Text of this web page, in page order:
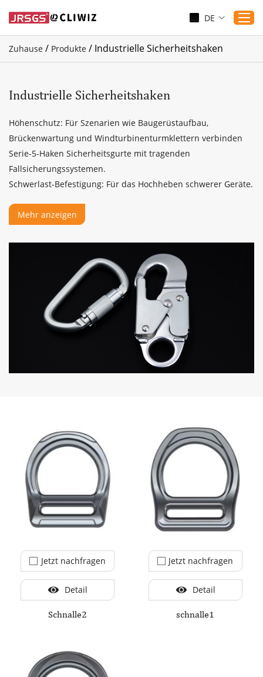
Produkte
Dienst
Herunterladen
Sicherung
Blogs
DE
Zuhause / Produkte / Industrielle Sicherheitshaken
Industrielle Sicherheitshaken
Höhenschutz: Für Szenarien wie Baugerüstaufbau,
Brückenwartung und Windturbinenturmklettern verbinden
Serie-5-Haken Sicherheitsgurte mit tragenden
Fallsicherungssystemen.
Schwerlast-Befestigung: Für das Hochheben schwerer Geräte.
Mehr anzeigen
Jetzt nachfragen
Detail
Schnalle2
Jetzt nachfragen
Detail
schnalle1